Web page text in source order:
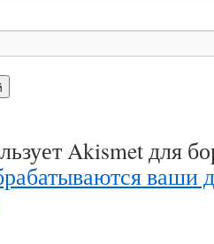
Akismet для
ваши